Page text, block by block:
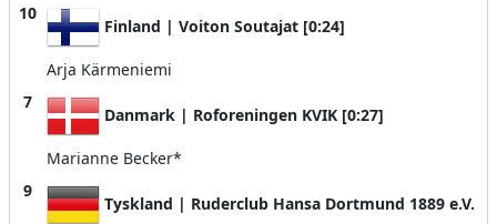
10
Finland | Voiton Soutajat [0:24]
Arja Kärmeniemi
7
Danmark | Roforeningen KVIK [0:27]
Marianne Becker*
9
Tyskland | Ruderclub Hansa Dortmund 1889 e.V.